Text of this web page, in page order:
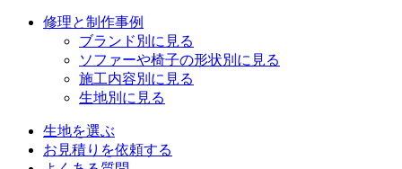
修理と制作事例
ブランド別に見る
ソファーや椅子の形状別に見る
施工内容別に見る
生地別に見る
生地を選ぶ
お見積りを依頼する